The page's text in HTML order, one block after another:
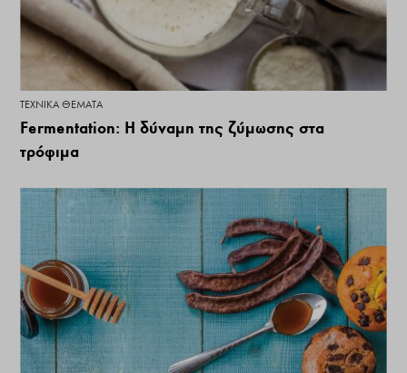
ΤΕΧΝΙΚΆ ΘΈΜΑΤΑ
Fermentation: Η δύναμη της ζύμωσης στα
τρόφιμα